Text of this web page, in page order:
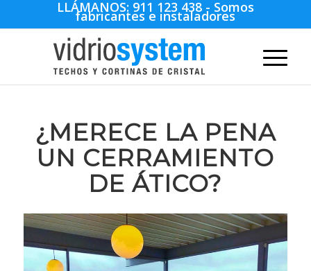
LLÁMANOS: 911 123 438 - Somos
fabricantes e instaladores
¿MERECE LA PENA
UN CERRAMIENTO
DE ÁTICO?